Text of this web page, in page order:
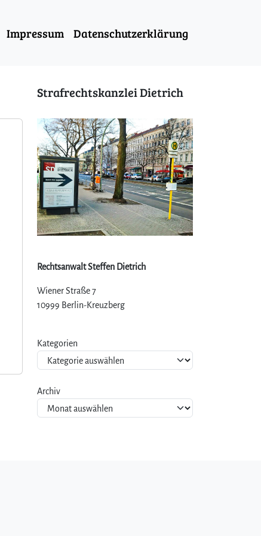
Impressum Datenschutzerklärung
Strafrechtskanzlei Dietrich
Rechtsanwalt Steffen Dietrich
Wiener Straße 7
10999 Berlin-Kreuzberg
Kategorien
Archiv